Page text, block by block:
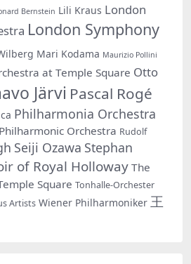
Bernstein Lili Kraus London
London Symphony
Mari Kodama Maurizio Pollini
at Temple Square Otto
Järvi Pascal Rogé
Philharmonia Orchestra
Orchestra Rudolf
Seiji Ozawa Stephan
of Royal Holloway The
Square Tonhalle-Orchester
Artists Wiener Philharmoniker 王